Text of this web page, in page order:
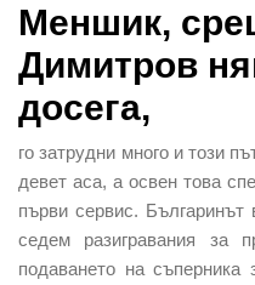
Меншик,
Димитров
досега,
го затрудни много и този
девет аса, а освен това
първи сервис. Българинът
седем разигравания за
подаването на